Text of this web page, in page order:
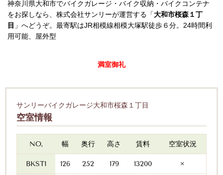
神奈川県大和市でバイクガレージ・バイク収納・バイクコンテナ
をお探しなら、株式会社サンリーが運営する「大和市桜森１丁
目 」へどうぞ。最寄駅はJR相模線相模大塚駅徒歩６分。24時間利
用可能、屋外型
満室御礼
サンリーバイクガレージ大和市桜森１丁目
空室情報
NO, 幅 奥行 高さ 賃料 空室状況
BKST1 126 252 179 13200 ×